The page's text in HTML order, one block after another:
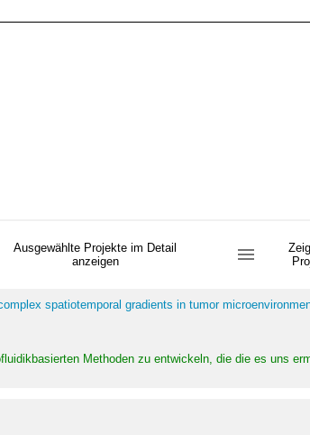
Ausgewählte Projekte im Detail
anzeigen
spatiotemporal gradients in tumor
Methoden zu entwickeln, die die es uns